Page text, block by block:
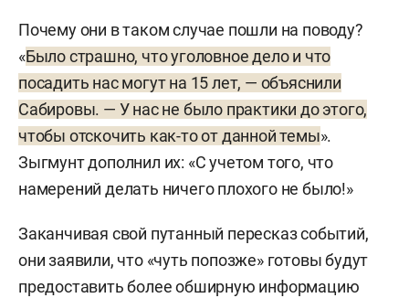
Почему они в таком случае пошли на поводу?
«Было страшно, что уголовное дело и что
посадить нас могут на 15 лет, — объяснили
Сабировы. — У нас не было практики до этого,
чтобы отскочить как-то от данной темы».
Зыгмунт дополнил их: «С учетом того, что
намерений делать ничего плохого не было!»
Заканчивая свой путанный пересказ событий,
они заявили, что «чуть попозже» готовы будут
предоставить более обширную информацию